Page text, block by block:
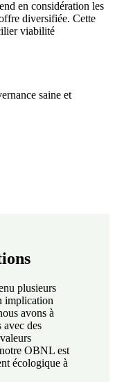
en considération les
diversifiée. Cette
viabilité
saine et
plusieurs
implication
avons à
des
OBNL est
écologique à